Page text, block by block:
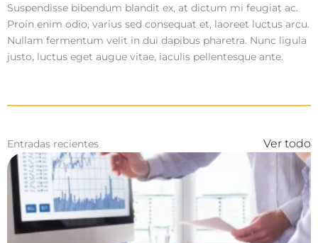
Suspendisse bibendum blandit ex, at dictum mi feugiat ac.
Proin enim odio, varius sed consequat et, laoreet luctus arcu.
Nullam fermentum velit in dui dapibus pharetra. Nunc ligula
justo, luctus eget augue vitae, iaculis pellentesque ante.
Entradas recientes Ver todo